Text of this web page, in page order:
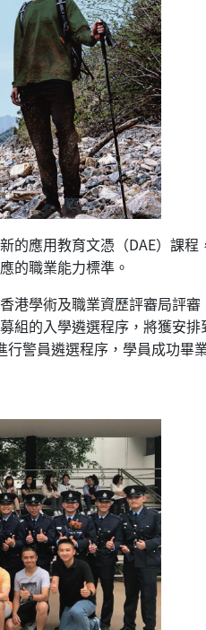
的應用教育文憑（DAE）課
的職業能力標準。
港學術及職業資歷評審局評
組的入學遴選程序，將獲安
警員遴選程序，學員成功